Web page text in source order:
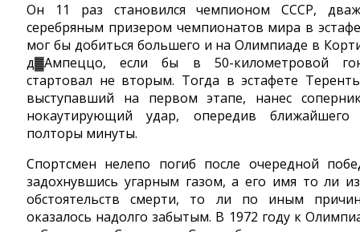
Он 11 раз становился чемпионом СССР,
серебряным призером чемпионатов мира в
мог бы добиться большего и на Олимпиаде в
д▓Ампеццо, если бы в 50-километровой
стартовал не вторым. Тогда в эстафете
выступавший на первом этапе, нанес
нокаутирующий удар, опередив ближайшего
полторы минуты.
Спортсмен нелепо погиб после очередной
задохнувшись угарным газом, а его имя то ли
обстоятельств смерти, то ли по иным
оказалось надолго забытым. В 1972 году к